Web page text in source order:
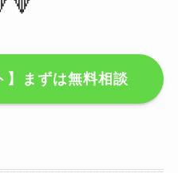
】まずは無料相談